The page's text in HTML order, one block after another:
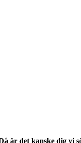
är det kanske dig vi